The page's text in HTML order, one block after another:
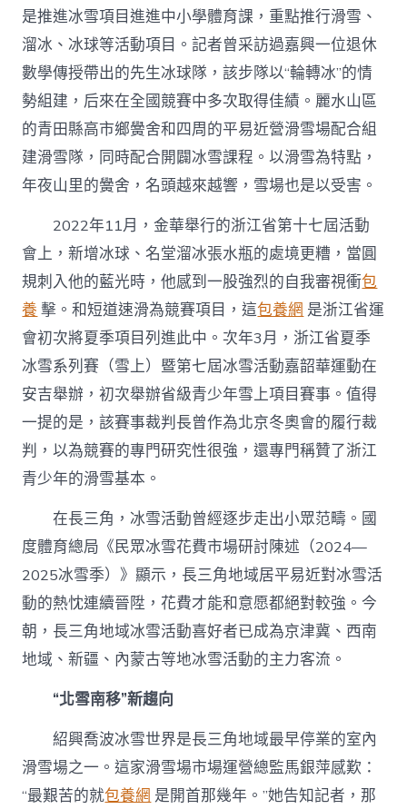
是推進冰雪項目進進中小學體育課，重點推行滑雪、
溜冰、冰球等活動項目。記者曾采訪過嘉興一位退休
數學傳授帶出的先生冰球隊，該步隊以“輪轉冰”的情
勢組建，后來在全國競賽中多次取得佳績。麗水山區
的青田縣高市鄉黌舍和四周的平易近營滑雪場配合組
建滑雪隊，同時配合開闢冰雪課程。以滑雪為特點，
年夜山里的黌舍，名頭越來越響，雪場也是以受害。
2022年11月，金華舉行的浙江省第十七屆活動
會上，新增冰球、名堂溜冰張水瓶的處境更糟，當圓
規刺入他的藍光時，他感到一股強烈的自我審視衝包
養 擊。和短道速滑為競賽項目，這包養網 是浙江省運
會初次將夏季項目列進此中。次年3月，浙江省夏季
冰雪系列賽（雪上）暨第七屆冰雪活動嘉韶華運動在
安吉舉辦，初次舉辦省級青少年雪上項目賽事。值得
一提的是，該賽事裁判長曾作為北京冬奧會的履行裁
判，以為競賽的專門研究性很強，還專門稱贊了浙江
青少年的滑雪基本。
在長三角，冰雪活動曾經逐步走出小眾范疇。國
度體育總局《民眾冰雪花費市場研討陳述（2024—
2025冰雪季）》顯示，長三角地域居平易近對冰雪活
動的熱忱連續晉陞，花費才能和意愿都絕對較強。今
朝，長三角地域冰雪活動喜好者已成為京津冀、西南
地域、新疆、內蒙古等地冰雪活動的主力客流。
“北雪南移”新趨向
紹興喬波冰雪世界是長三角地域最早停業的室內
滑雪場之一。這家滑雪場市場運營總監馬銀萍感歎：
“最艱苦的就包養網 是開首那幾年。”她告知記者，那